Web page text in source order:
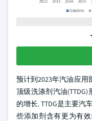
预计到2023年汽油应用
顶级洗涤剂汽油
的增长. TTDG是主要汽
些添加剂含有更为有